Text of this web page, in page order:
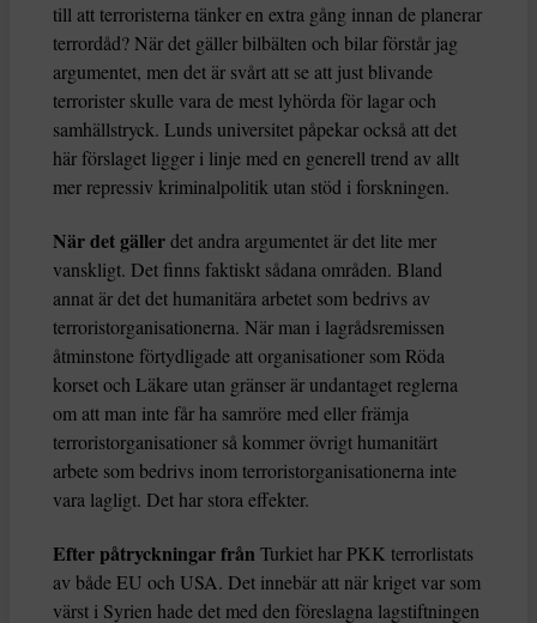
till att terroristerna tänker en extra gång innan de planerar
terrordåd? När det gäller bilbälten och bilar förstår jag
argumentet, men det är svårt att se att just blivande
terrorister skulle vara de mest lyhörda för lagar och
samhällstryck. Lunds universitet påpekar också att det
här förslaget ligger i linje med en generell trend av allt
mer repressiv kriminalpolitik utan stöd i forskningen.
När det gällerdet andra argumentet är det lite mer
vanskligt. Det finns faktiskt sådana områden. Bland
annat är det det humanitära arbetet som bedrivs av
terroristorganisationerna. När man i lagrådsremissen
åtminstone förtydligade att organisationer som Röda
korset och Läkare utan gränser är undantaget reglerna
om att man inte får ha samröre med eller främja
terroristorganisationer så kommer övrigt humanitärt
arbete som bedrivs inom terroristorganisationerna inte
vara lagligt. Det har stora effekter.
Efter påtryckningar från Turkiet har PKK terrorlistats
av både EU och USA. Det innebär att när kriget var som
värst i Syrien hade det med den föreslagna lagstiftningen